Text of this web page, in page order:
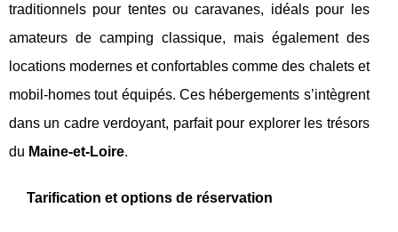
traditionnels pour tentes ou caravanes, idéals pour les
amateurs de camping classique, mais également des
locations modernes et confortables comme des chalets et
mobil-homes tout équipés. Ces hébergements s’intègrent
dans un cadre verdoyant, parfait pour explorer les trésors
du Maine-et-Loire.
Tarification et options de réservation